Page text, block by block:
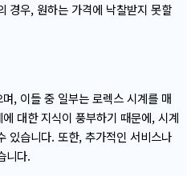
경우, 원하는 가격에 낙찰받지 못할
, 이들 중 일부는 로렉스 시계를 매
대한 지식이 풍부하기 때문에, 시계
있습니다. 또한, 추가적인 서비스나
니다.